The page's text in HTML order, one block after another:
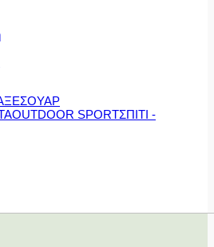
OUTDOOR SPORTΣΠΙΤΙ -